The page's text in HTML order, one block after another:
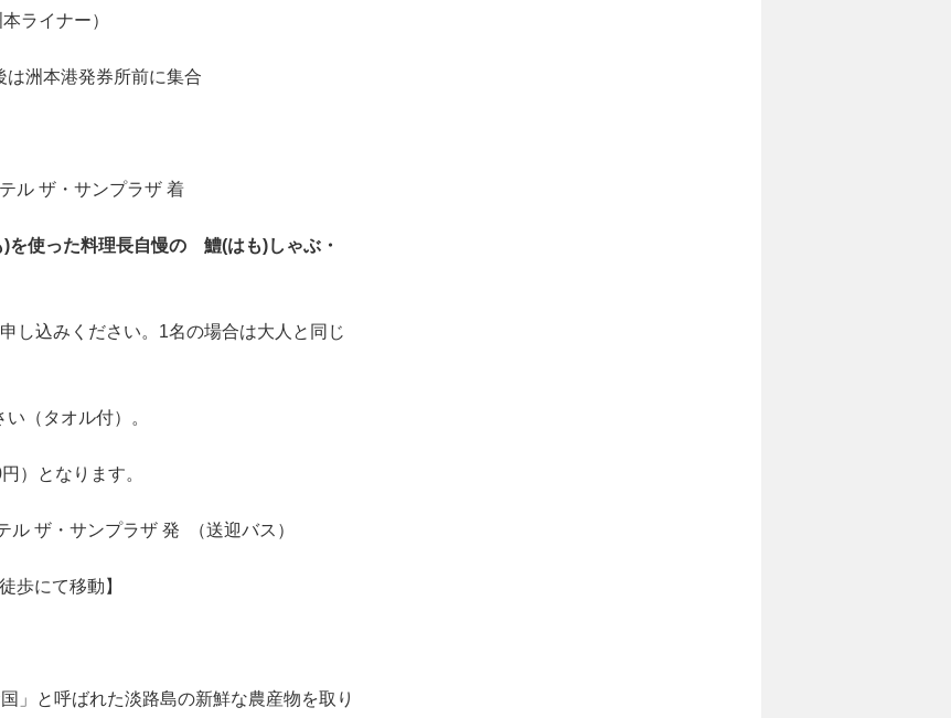
ライナー）
洲本港発券所前に集合
テル ザ・サンプラザ 着
)を使った料理長自慢の 鱧(はも)しゃぶ・
込みください。1名の場合は大人と同じ
（タオル付）。
）となります。
ザ・サンプラザ 発 （送迎バス）
にて移動】
と呼ばれた淡路島の新鮮な農産物を取り